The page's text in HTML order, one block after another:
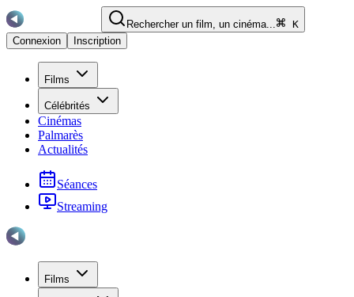
Rechercher un film, un cinéma...
K
Connexion
Inscription
Films
Célébrités
Cinémas
Palmarès
Actualités
Séances
Streaming
Films